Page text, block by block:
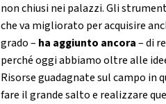
non chiusi nei palazzi. Gli
che va migliorato per acquisire
grado – ha aggiunto ancora– di
perché oggi abbiamo oltre alle
Risorse guadagnate sul campo in
fare il grande salto e realizzare